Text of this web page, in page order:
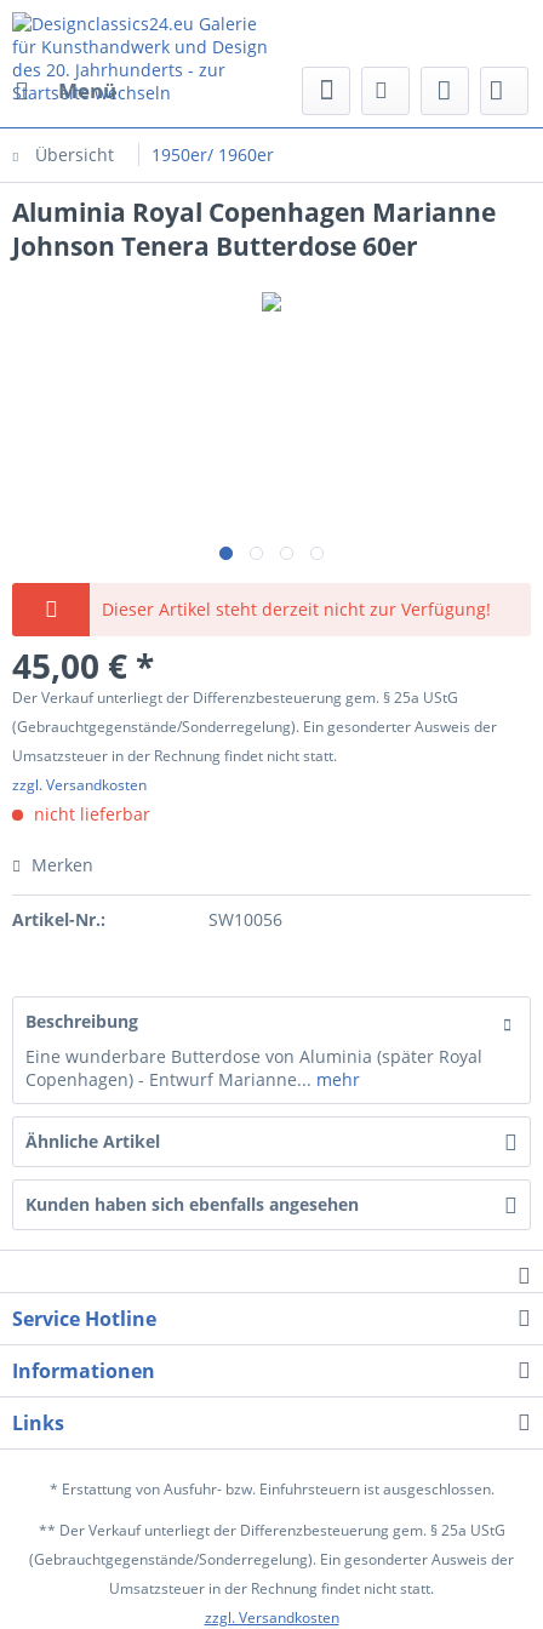
Menü
Übersicht 1950er/ 1960er
Aluminia Royal Copenhagen Marianne
Johnson Tenera Butterdose 60er
Dieser Artikel steht derzeit nicht zur Verfügung!
45,00 € *
Der Verkauf unterliegt der Differenzbesteuerung gem. § 25a UStG
(Gebrauchtgegenstände/Sonderregelung). Ein gesonderter Ausweis der
Umsatzsteuer in der Rechnung findet nicht statt.
zzgl. Versandkosten
nicht lieferbar
Merken
Artikel-Nr.: SW10056
Beschreibung
Eine wunderbare Butterdose von Aluminia (später Royal
Copenhagen) - Entwurf Marianne... mehr
Ähnliche Artikel
Kunden haben sich ebenfalls angesehen
Service Hotline
Informationen
Links
* Erstattung von Ausfuhr- bzw. Einfuhrsteuern ist ausgeschlossen.
** Der Verkauf unterliegt der Differenzbesteuerung gem. § 25a UStG
(Gebrauchtgegenstände/Sonderregelung). Ein gesonderter Ausweis der
Umsatzsteuer in der Rechnung findet nicht statt.
zzgl. Versandkosten